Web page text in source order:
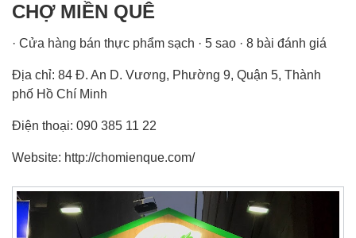
CHỢ MIỀN QUÊ
· Cửa hàng bán thực phẩm sạch · 5 sao · 8 bài đánh giá
Địa chỉ: 84 Đ. An D. Vương, Phường 9, Quận 5, Thành
phố Hồ Chí Minh
Điện thoại: 090 385 11 22
Website: http://chomienque.com/